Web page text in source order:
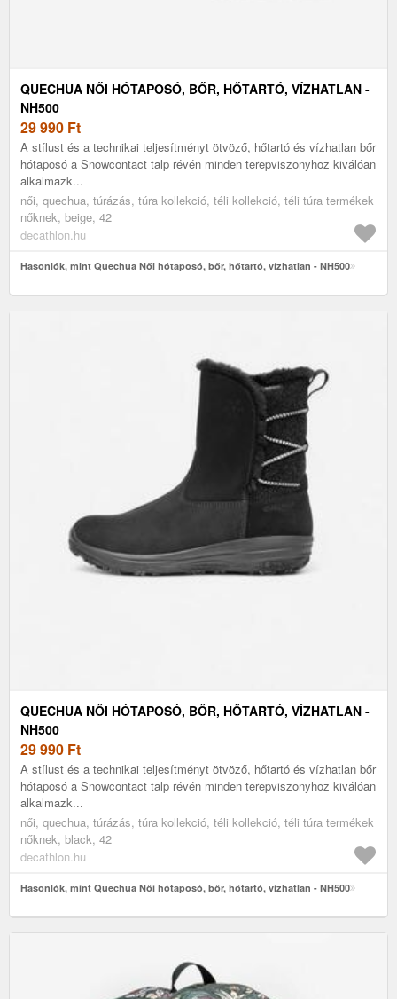
QUECHUA NŐI HÓTAPOSÓ, BŐR, HŐTARTÓ, VÍZHATLAN -
NH500
29 990 Ft
A stílust és a technikai teljesítményt ötvöző, hőtartó és vízhatlan bőr
hótaposó a Snowcontact talp révén minden terepviszonyhoz kiválóan
alkalmazk...
női, quechua, túrázás, túra kollekció, téli kollekció, téli túra termékek
nőknek, beige, 42
decathlon.hu
Hasonlók, mint Quechua Női hótaposó, bőr, hőtartó, vízhatlan - NH500
QUECHUA NŐI HÓTAPOSÓ, BŐR, HŐTARTÓ, VÍZHATLAN -
NH500
29 990 Ft
A stílust és a technikai teljesítményt ötvöző, hőtartó és vízhatlan bőr
hótaposó a Snowcontact talp révén minden terepviszonyhoz kiválóan
alkalmazk...
női, quechua, túrázás, túra kollekció, téli kollekció, téli túra termékek
nőknek, black, 42
decathlon.hu
Hasonlók, mint Quechua Női hótaposó, bőr, hőtartó, vízhatlan - NH500